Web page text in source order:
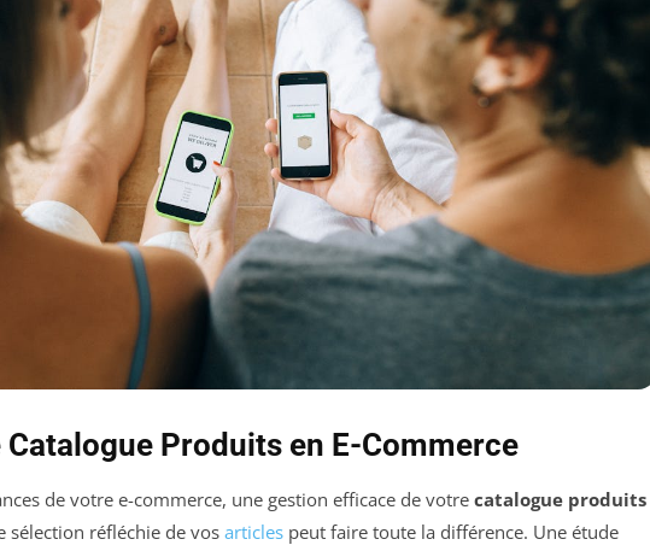
Produits en E-Commerce
de votre e-commerce, une gestion efficace de votre catalogue produits
sélection réfléchie de vos articles peut faire toute la différence. Une étude